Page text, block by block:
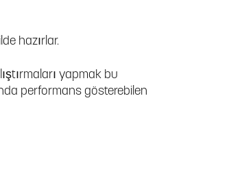
hazırlar.
yapmak bu
performans gösterebilen